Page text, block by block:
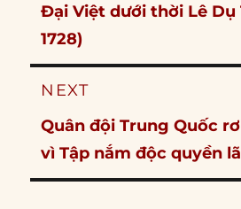
Previous
post:
Đại Việt dưới thời Lê Dụ
1728)
NEXT
Next
post:
Quân đội Trung Quốc
vì Tập nắm độc quyền